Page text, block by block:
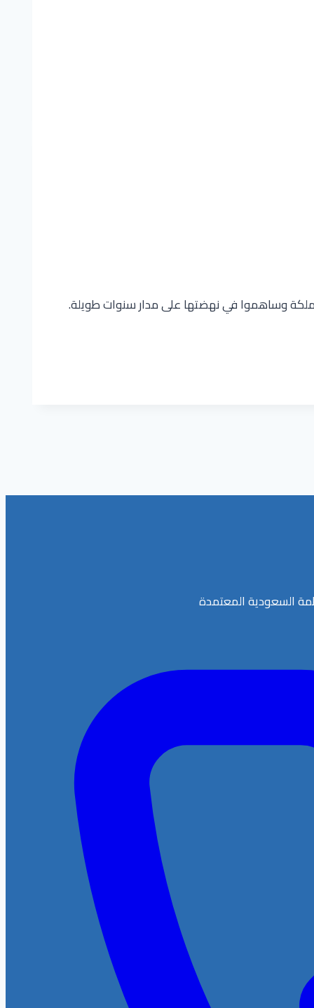
للمملكة وساهموا في نهضتها على مدار سنوات طويلة.